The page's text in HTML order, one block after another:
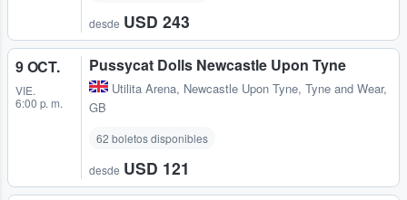
desde USD 243
9 OCT.
VIE.
6:00 p. m.
Pussycat Dolls Newcastle Upon Tyne
Utilita Arena, Newcastle Upon Tyne, Tyne and Wear,
GB
62 boletos disponibles
desde USD 121